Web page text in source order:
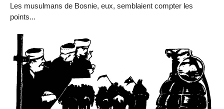
Les musulmans de Bosnie, eux, semblaient compter les
points...